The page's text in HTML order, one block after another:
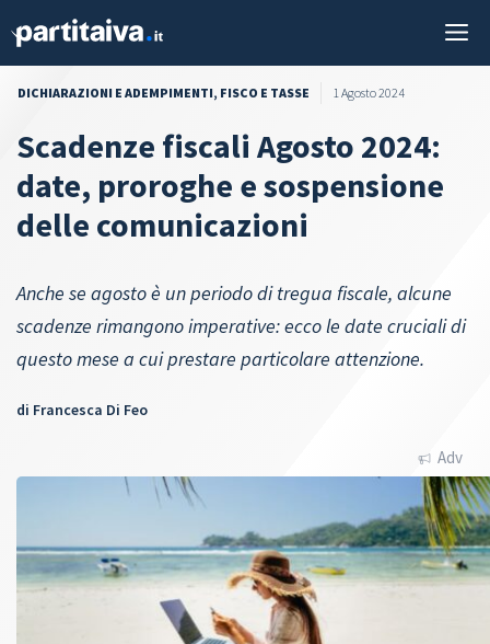
DICHIARAZIONI E ADEMPIMENTI, FISCO E TASSE 1 Agosto 2024
Scadenze fiscali Agosto 2024:
date, proroghe e sospensione
delle comunicazioni
Anche se agosto è un periodo di tregua fiscale, alcune
scadenze rimangono imperative: ecco le date cruciali di
questo mese a cui prestare particolare attenzione.
di Francesca Di Feo
Adv